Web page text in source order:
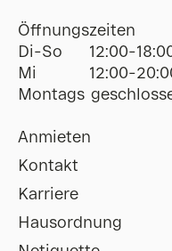
Öffnungszeiten
Di-So
12:00-
Mi
12:00-
Montags
Anmieten
Kontakt
Karriere
Hausordnung